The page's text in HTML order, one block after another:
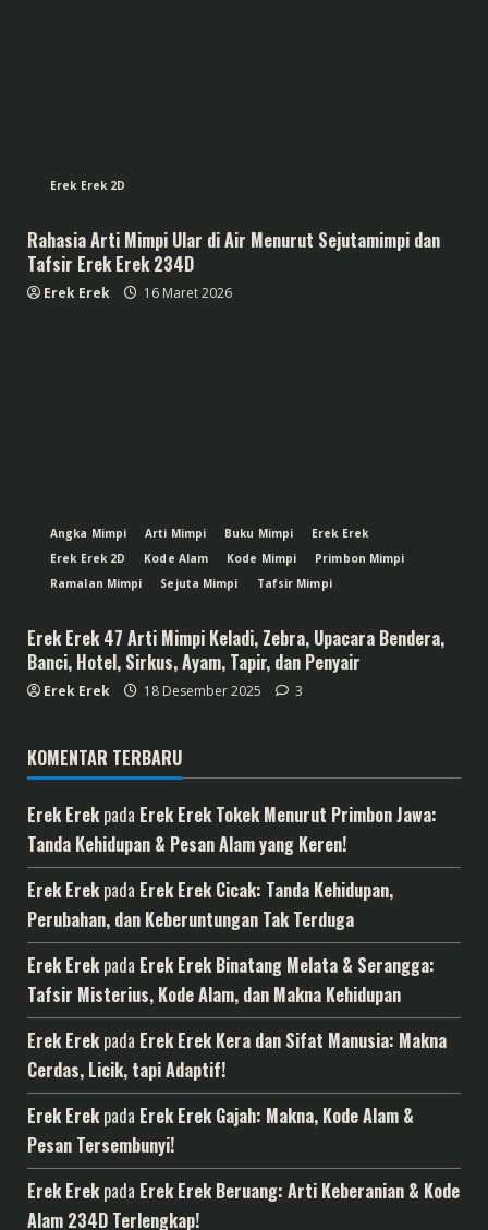
Erek Erek 2D
Rahasia Arti Mimpi Ular di Air Menurut Sejutamimpi dan
Tafsir Erek Erek 234D
Erek Erek 16 Maret 2026
Angka Mimpi Arti Mimpi Buku Mimpi
Erek Erek
Erek Erek 2D
Kode Alam Kode Mimpi
Primbon Mimpi
Ramalan Mimpi
Sejuta Mimpi Tafsir Mimpi
Erek Erek 47 Arti Mimpi Keladi, Zebra, Upacara Bendera,
Banci, Hotel, Sirkus, Ayam, Tapir, dan Penyair
Erek Erek 18 Desember 2025 3
KOMENTAR TERBARU
Erek Erek pada Erek Erek Tokek Menurut Primbon Jawa:
Tanda Kehidupan & Pesan Alam yang Keren!
Erek Erek pada Erek Erek Cicak: Tanda Kehidupan,
Perubahan, dan Keberuntungan Tak Terduga
Erek Erek pada Erek Erek Binatang Melata & Serangga:
Tafsir Misterius, Kode Alam, dan Makna Kehidupan
Erek Erek pada Erek Erek Kera dan Sifat Manusia: Makna
Cerdas, Licik, tapi Adaptif!
Erek Erek pada Erek Erek Gajah: Makna, Kode Alam &
Pesan Tersembunyi!
Erek Erek pada Erek Erek Beruang: Arti Keberanian & Kode
Alam 234D Terlengkap!